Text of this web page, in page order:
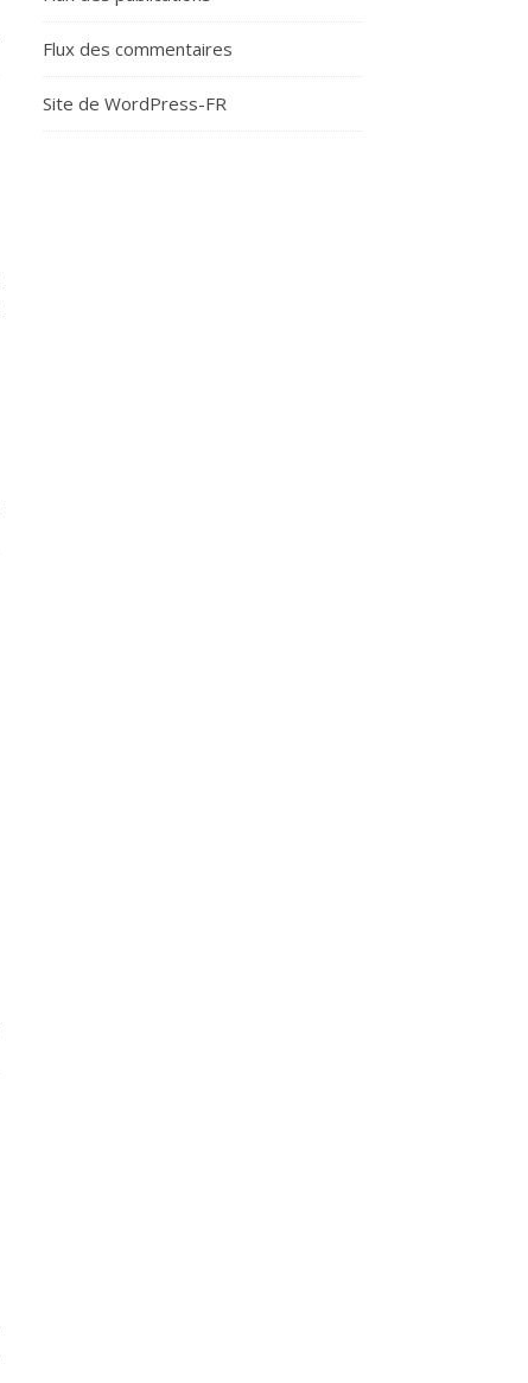
Flux des commentaires
Site de WordPress-FR